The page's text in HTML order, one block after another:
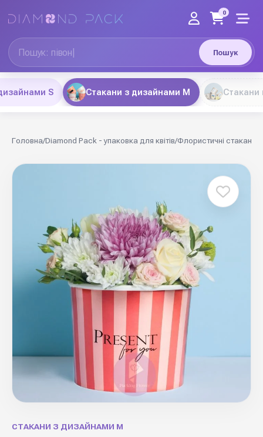
Пошук
0
S Стакани з дизайнами М Стакани
Головна/Diamond Pack - упаковка для квітів/Флористичні стакани
СТАКАНИ З ДИЗАЙНАМИ М